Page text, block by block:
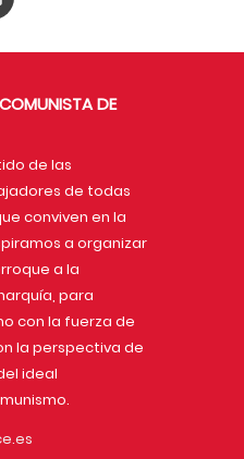
DE
de las
de todas
conviven en la
a organizar
a la
para
con la fuerza de
la perspectiva de
ideal